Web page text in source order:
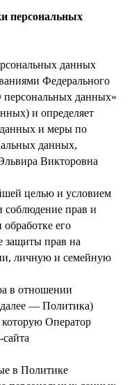
персональных
данных
Федерального
данных»
и определяет
и меры по
данных,
Викторовна
целью и условием
соблюдение прав и
его
защиты прав на
личную и семейную
в отношении
— Политика)
Оператор
в Политике